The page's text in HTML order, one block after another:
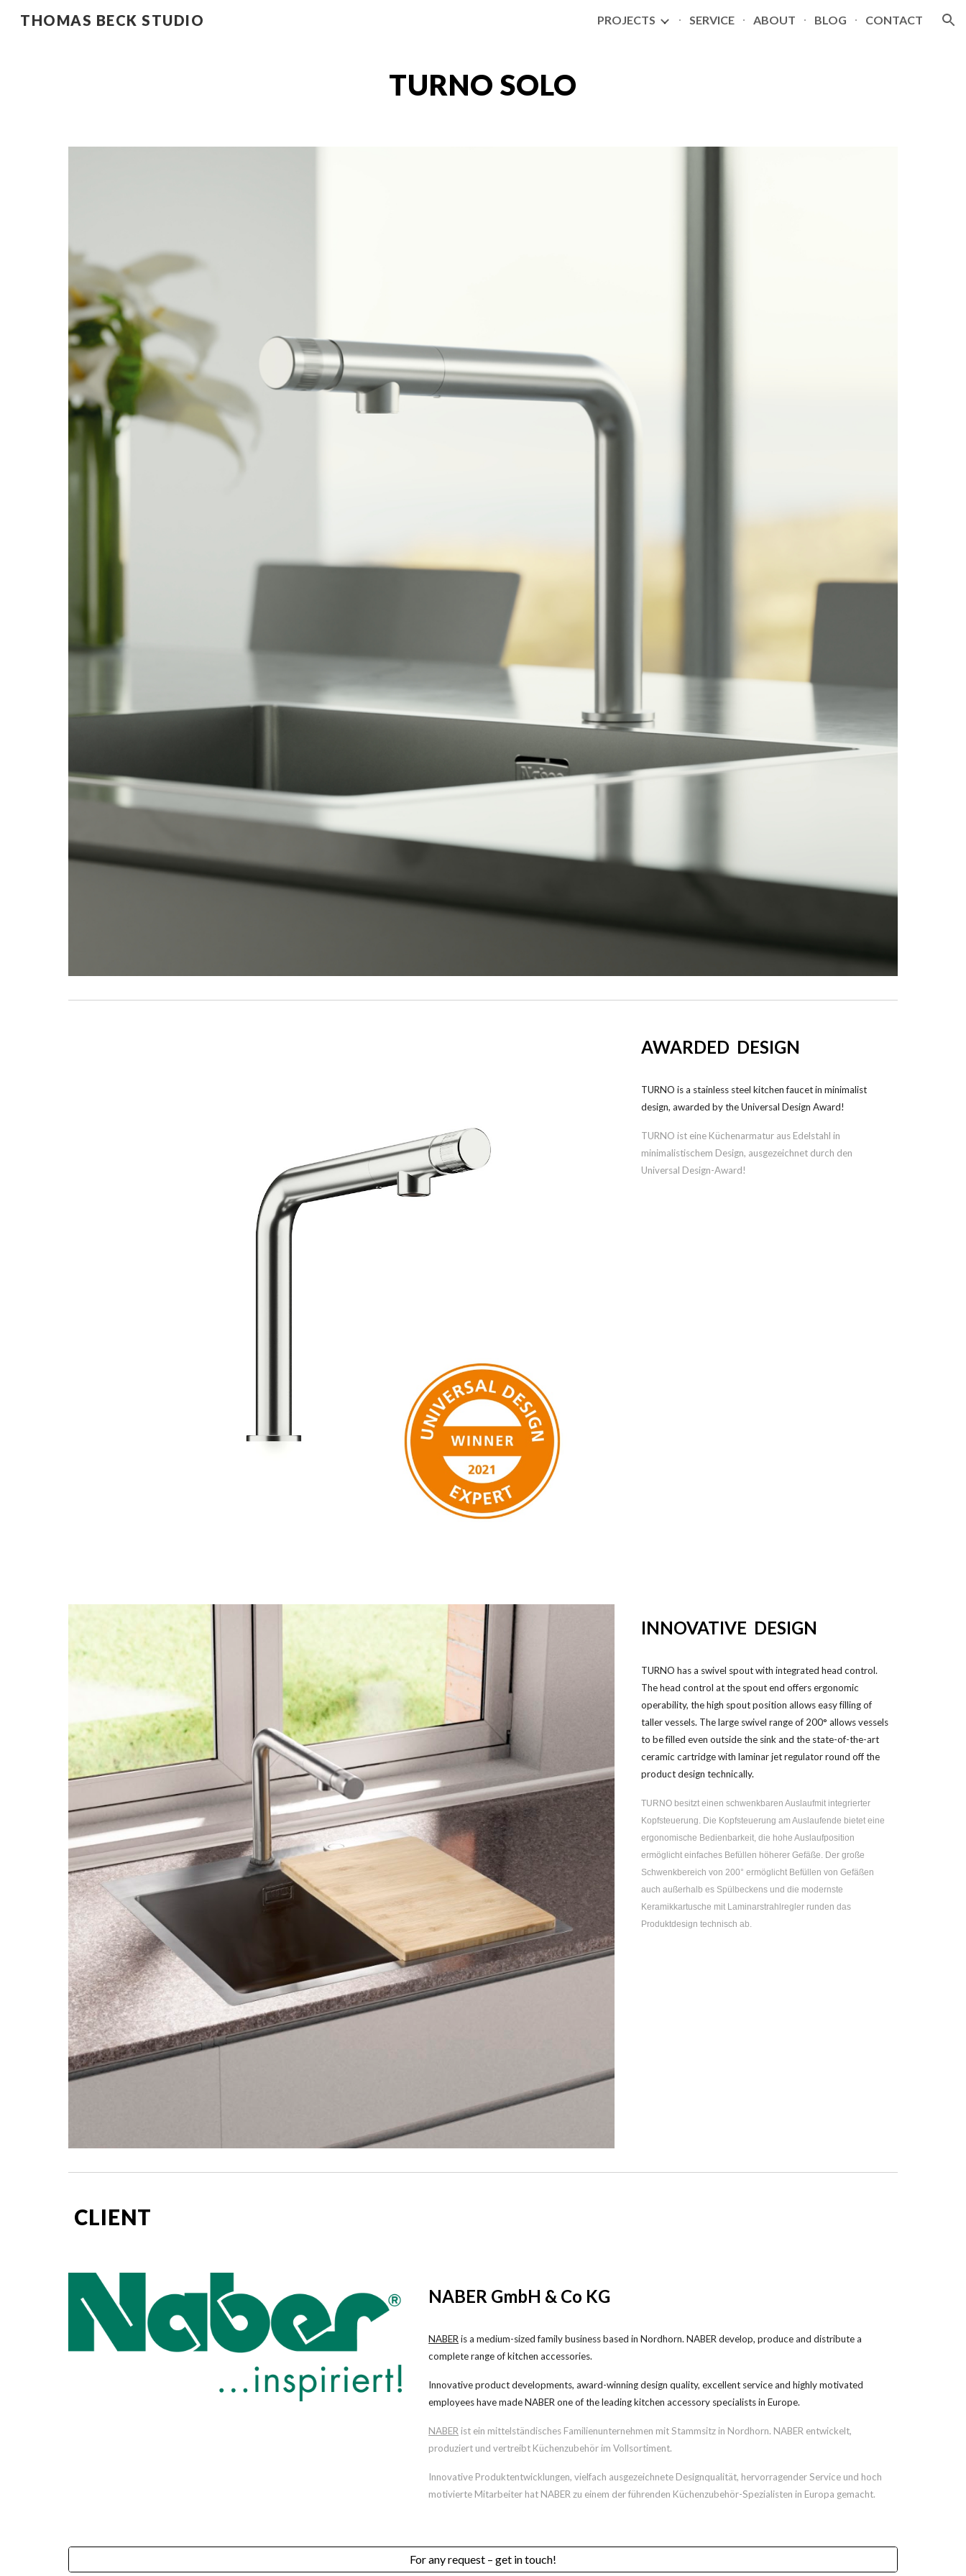
Skip to navigation
THOMAS BECK STUDIO PROJECTS SERVICE ABOUT BLOG CONTACT
TURNO SOLO
AWARDED DESIGN
TURNO is a stainless steel kitchen faucet in minimalist
design, awarded by the Universal Design Award!
TURNO ist eine Küchenarmatur aus Edelstahl in
minimalistischem Design, ausgezeichnet durch den
Universal Design-Award!
INNOVATIVE DESIGN
TURNO has a swivel spout with integrated head control.
The head control at the spout end offers ergonomic
operability, the high spout position allows easy filling of
taller vessels. The large swivel range of 200° allows vessels
to be filled even outside the sink and the state-of-the-art
ceramic cartridge with laminar jet regulator round off the
product design technically.
TURNO besitzt einen schwenkbaren Auslaufmit integrierter
Kopfsteuerung. Die Kopfsteuerung am Auslaufende bietet eine
ergonomische Bedienbarkeit, die hohe Auslaufposition
ermöglicht einfaches Befüllen höherer Gefäße. Der große
Schwenkbereich von 200° ermöglicht Befüllen von Gefäßen
auch außerhalb es Spülbeckens und die modernste
Keramikkartusche mit Laminarstrahlregler runden das
Produktdesign technisch ab.
CLIENT
NABER GmbH & Co KG
NABER is a medium-sized family business based in Nordhorn. NABER develop, produce and distribute a
complete range of kitchen accessories.
Innovative product developments, award-winning design quality, excellent service and highly motivated
employees have made NABER one of the leading kitchen accessory specialists in Europe.
NABER ist ein mittelständisches Familienunternehmen mit Stammsitz in Nordhorn. NABER entwickelt,
produziert und vertreibt Küchenzubehör im Vollsortiment.
Innovative Produktentwicklungen, vielfach ausgezeichnete Designqualität, hervorragender Service und hoch
motivierte Mitarbeiter hat NABER zu einem der führenden Küchenzubehör-Spezialisten in Europa gemacht.
For any request – get in touch!